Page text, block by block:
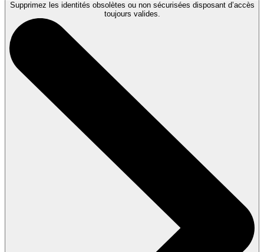
Supprimez les identités obsolètes ou non sécurisées disposant d’accès
toujours valides.